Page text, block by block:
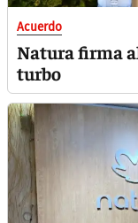
Acuerdo
Natura firma
turbo